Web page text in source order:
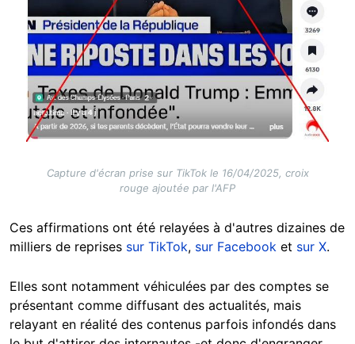
Capture d'écran prise sur TikTok le 16/04/2025, croix
rouge ajoutée par l'AFP
Ces affirmations ont été relayées à d'autres dizaines de
milliers de reprises sur TikTok, sur Facebook et sur X.
Elles sont notamment véhiculées par des comptes se
présentant comme diffusant des actualités, mais
relayant en réalité des contenus parfois infondés dans